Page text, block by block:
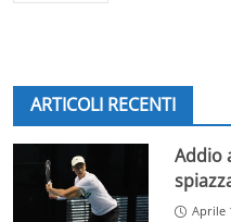
ARTICOLI RECENTI
Addio
Aprile